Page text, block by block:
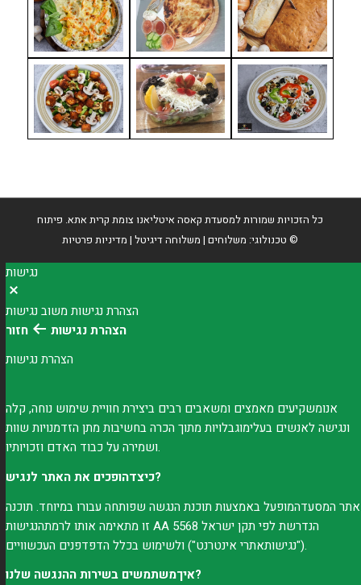
כל הזכויות שמורות למסעדת קאסה איטליאנו צומת קרית אתא. פיתוח
טכנולוגי: משלוחים| משלוחה דיגיטל | מדיניות פרטיות©
נגישות
הצהרת נגישות משוב נגישות
הצהרת נגישות
חזור
הצהרת נגישות
אנומשקיעים מאמצים ומשאבים רבים ביצירת חוויית שימוש נוחה, קלה
ונגישה לאנשים בעלימוגבלויות מתוך הכרה בחשיבות מתן הזדמנויות שוות
ושמירה על כבוד האדם וזכויותיו.
כיצדהופכים את האתר לנגיש?
אתר המסעדהמופעל באמצעות תוכנת הנגשה שפותחה עבורו במיוחד. תוכנה
זו מתאימה אותו לרמתהנגישות AA הנדרשת לפי תקן ישראל 5568
("נגישותאתרי אינטרנט ") ולשימוש בכלל הדפדפנים העכשוויים.
איךמשתמשים בשירות ההנגשה שלנו?